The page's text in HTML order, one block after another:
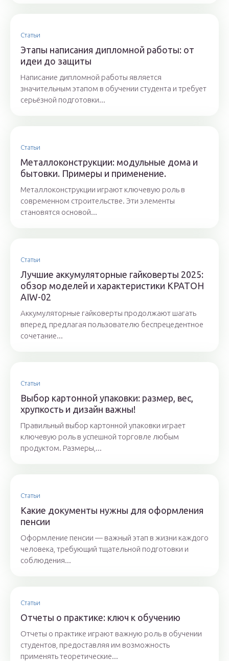
Статьи
Этапы написания дипломной работы: от
идеи до защиты
Написание дипломной работы является
значительным этапом в обучении студента и требует
серьёзной подготовки...
Статьи
Металлоконструкции: модульные дома и
бытовки. Примеры и применение.
Металлоконструкции играют ключевую роль в
современном строительстве. Эти элементы
становятся основой...
Статьи
Лучшие аккумуляторные гайковерты 2025:
обзор моделей и характеристики КРАТОН
AIW-02
Аккумуляторные гайковерты продолжают шагать
вперед, предлагая пользователю беспрецедентное
сочетание...
Статьи
Выбор картонной упаковки: размер, вес,
хрупкость и дизайн важны!
Правильный выбор картонной упаковки играет
ключевую роль в успешной торговле любым
продуктом. Размеры,...
Статьи
Какие документы нужны для оформления
пенсии
Оформление пенсии — важный этап в жизни каждого
человека, требующий тщательной подготовки и
соблюдения...
Статьи
Отчеты о практике: ключ к обучению
Отчеты о практике играют важную роль в обучении
студентов, предоставляя им возможность
применять теоретические...